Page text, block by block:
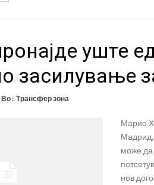
уште
засилување
Во : Трансфер зона
Марио
Мадрид,
може
нов